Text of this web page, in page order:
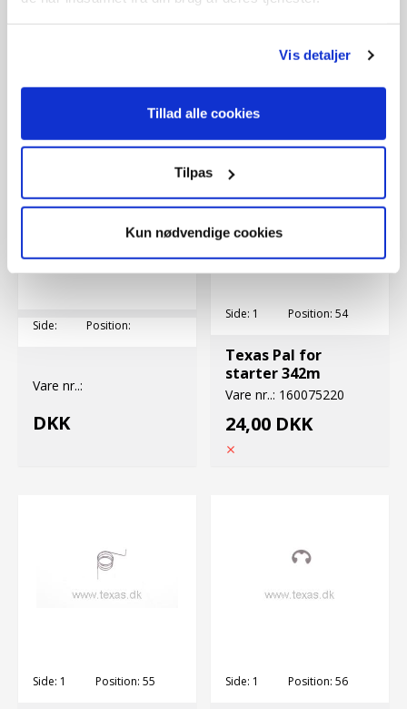
Vis detaljer
Tillad alle cookies
Tilpas
Kun nødvendige cookies
170,00 DKK
Side: Position:
Vare nr..:
DKK
Side: 1 Position: 54
Texas Pal for
starter 342m
Vare nr..: 160075220
24,00 DKK
Side: 1 Position: 55 Side: 1 Position: 56